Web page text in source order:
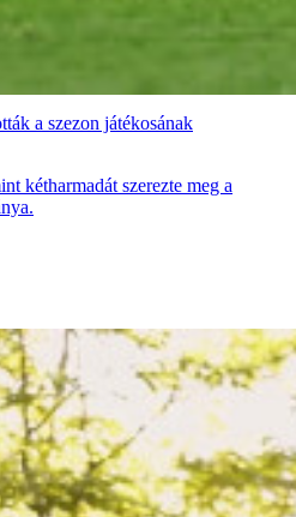
a szezon játékosának
kétharmadát szerezte meg a